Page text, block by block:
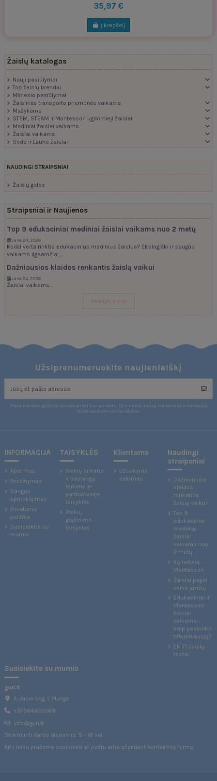
35,97 €
Į krepšelį
Žaislų katalogas
Nauji pasiūlymai
Top žaislų brendai
Mėnesio pasiūlymai
Žaislinės transporto priemonės vaikams
Mažyliams
STEM, STEAM ir Montessori ugdomieji žaislai
Mediniai žaislai vaikams
Žaislai vaikams
Sodo ir Lauko žaislai
NAUDINGI STRAIPSNIAI
Žaislų gidas
Straipsniai ir Naujienos
Top 9 edukaciniai mediniai žaislai vaikams nuo 2 metų
June 24, 2026
Kodėl verta rinktis edukacinius medinius žaislus? Ekologiški ir saugūs
vaikams Ilgaamžiai,...
Dažniausios klaidos renkantis žaislą vaikui
June 24, 2026
Žaislai vaikams...
Skaityti visus
Užsiprenumeruokite naujienlaiškį
Prenumeratos galėsite atsisakyti bet kuriuo metu. Tam tikslui mūsų kontaktinę informaciją
rasite parduotuvės taisyklėse.
INFORMACIJA
Apie mus
Pristatymas
Saugus
apmokėjimas
Privatumo
politika
Susisiekite su
mumis
TAISYKLĖS
Prekių pirkimo
ir paslaugų
teikimo e-
parduotuvėje
taisyklės
Prekių
grąžinimo
taisyklės
Klientams
Užsakymo
sekimas
Naudingi
straipsniai
Dažniausios
klaidos
renkantis
žaislą vaikui
Top 9
edukaciniai
mediniai
žaislai
vaikams nuo
2 metų
Ką reiškia -
Montessori
Žaislai pagal
vaiko amžių
Edukaciniai ir
Montessori
žaislai
vaikams –
kaip pasirinkti
tinkamiausią?
EN 71 žaislų
testai
Susisiekite su mumis
guri.lt
A. Jucio skg. 1, Plungė
+37066613068
info@guri.lt
Skambinti darbo dienomis: 9 - 16 val.
Kitu laiku prašome susisiekti el. paštu arba užpildant kontaktinę formą.